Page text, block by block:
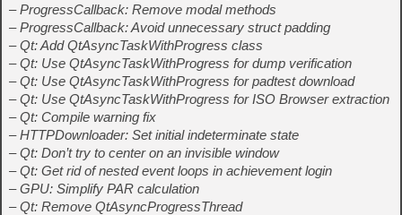
– ProgressCallback: Remove modal methods
– ProgressCallback: Avoid unnecessary struct padding
– Qt: Add QtAsyncTaskWithProgress class
– Qt: Use QtAsyncTaskWithProgress for dump verification
– Qt: Use QtAsyncTaskWithProgress for padtest download
– Qt: Use QtAsyncTaskWithProgress for ISO Browser extraction
– Qt: Compile warning fix
– HTTPDownloader: Set initial indeterminate state
– Qt: Don’t try to center on an invisible window
– Qt: Get rid of nested event loops in achievement login
– GPU: Simplify PAR calculation
– Qt: Remove QtAsyncProgressThread